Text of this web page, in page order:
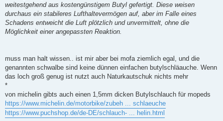
weitestgehend aus kostengünstigem Butyl gefertigt. Diese weisen
durchaus ein stabileres Lufthaltevermögen auf, aber im Falle eines
Schadens entweicht die Luft plötzlich und unvermittelt, ohne die
Möglichkeit einer angepassten Reaktion.
muss man halt wissen.. ist mir aber bei mofa ziemlich egal, und die
genannten schwalbe sind keine dünnen einfachen butylschläauche. Wenn
das loch groß genug ist nutzt auch Naturkautschuk nichts mehr
*
von michelin gibts auch einen 1,5mm dicken Butylschlauch für mopeds
https://www.michelin.de/motorbike/zubeh ... schlaeuche
https://www.puchshop.de/de-DE/schlauch- ... helin.html